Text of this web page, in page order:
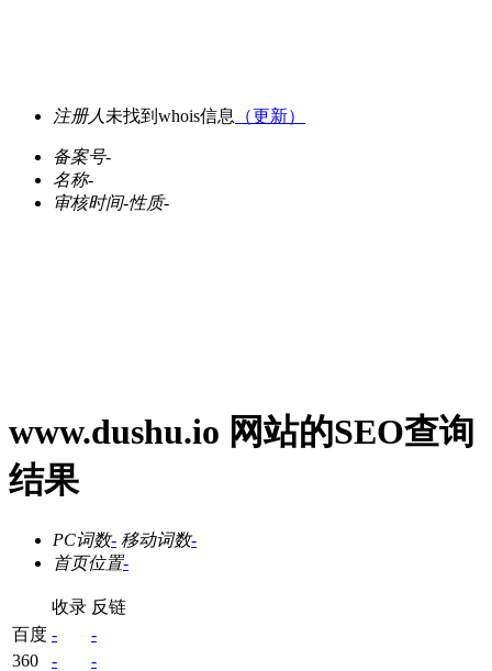
注册人 未找到whois信息 （更新）
备案号-
名称-
审核时间-性质-
www.dushu.io 网站的SEO查询
结果
PC词数- 移动词数-
首页位置-
收录 反链
百度 -
-
360
-
-